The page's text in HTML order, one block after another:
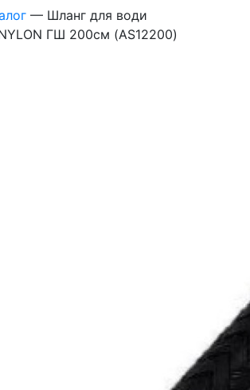
— Шланг для води
ГШ 200см (AS12200)